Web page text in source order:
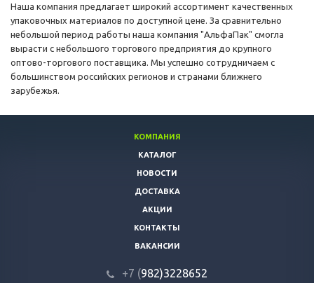
Наша компания предлагает широкий ассортимент качественных
упаковочных материалов по доступной цене. За сравнительно
небольшой период работы наша компания "АльфаПак" смогла
вырасти с небольшого торгового предприятия до крупного
оптово-торгового поставщика. Мы успешно сотрудничаем с
большинством российских регионов и странами ближнего
зарубежья.
КОМПАНИЯ
КАТАЛОГ
НОВОСТИ
ДОСТАВКА
АКЦИИ
КОНТАКТЫ
ВАКАНСИИ
+7 (982)3228652